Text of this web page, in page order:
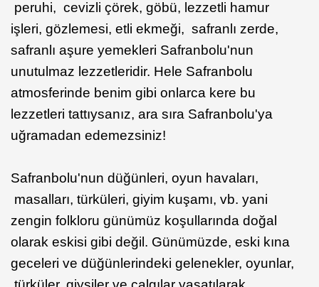
peruhi, cevizli çörek, göbü, lezzetli hamur
işleri, gözlemesi, etli ekmeği, safranlı zerde,
safranlı aşure yemekleri Safranbolu'nun
unutulmaz lezzetleridir. Hele Safranbolu
atmosferinde benim gibi onlarca kere bu
lezzetleri tattıysanız, ara sıra Safranbolu'ya
uğramadan edemezsiniz!
Safranbolu'nun düğünleri, oyun havaları,
masalları, türküleri, giyim kuşamı, vb. yani
zengin folkloru günümüz koşullarında doğal
olarak eskisi gibi değil. Günümüzde, eski kına
geceleri ve düğünlerindeki gelenekler, oyunlar,